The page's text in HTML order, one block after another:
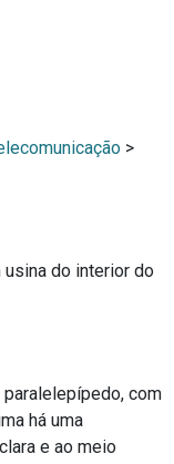
>
do interior do
com
e ao meio